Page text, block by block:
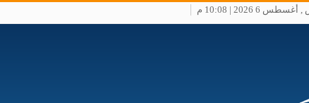
6 2026 | 10:08 م